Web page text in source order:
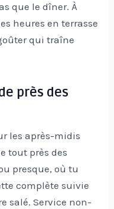
que le dîner. À
heures en terrasse
qui traîne
près des
les après-midis
tout près des
presque, où tu
complète suivie
salé. Service non-